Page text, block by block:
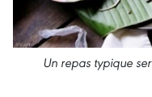
Un repas typique